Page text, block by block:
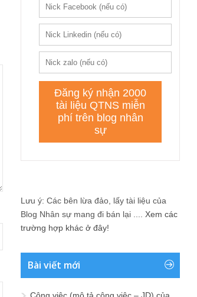
Lưu ý: Các bên lừa đảo, lấy tài liệu của
Blog Nhân sự mang đi bán lại .... Xem các
trường hợp khác ở đây!
Bài viết mới